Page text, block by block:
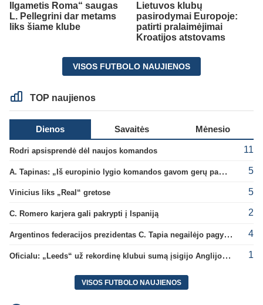
Ilgametis Roma“ saugas
L. Pellegrini dar metams
liks šiame klube
Lietuvos klubų
pasirodymai Europoje:
patirti pralaimėjimai
Kroatijos atstovams
VISOS FUTBOLO NAUJIENOS
TOP naujienos
Dienos Savaitės Mėnesio
Rodri apsisprendė dėl naujos komandos 11
A. Tapinas: „Iš europinio lygio komandos gavom gerų pamokų“ 5
Vinicius liks „Real“ gretose 5
C. Romero karjera gali pakrypti į Ispaniją 2
Argentinos federacijos prezidentas C. Tapia negailėjo pagyrų G. Infantino 4
Oficialu: „Leeds“ už rekordinę klubui sumą įsigijo Anglijos rinktinės vartininką 1
VISOS FUTBOLO NAUJIENOS